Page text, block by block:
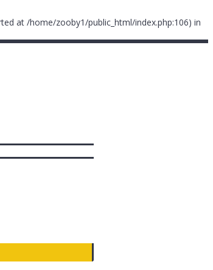
at /home/zooby1/public_html/index.php:106) in